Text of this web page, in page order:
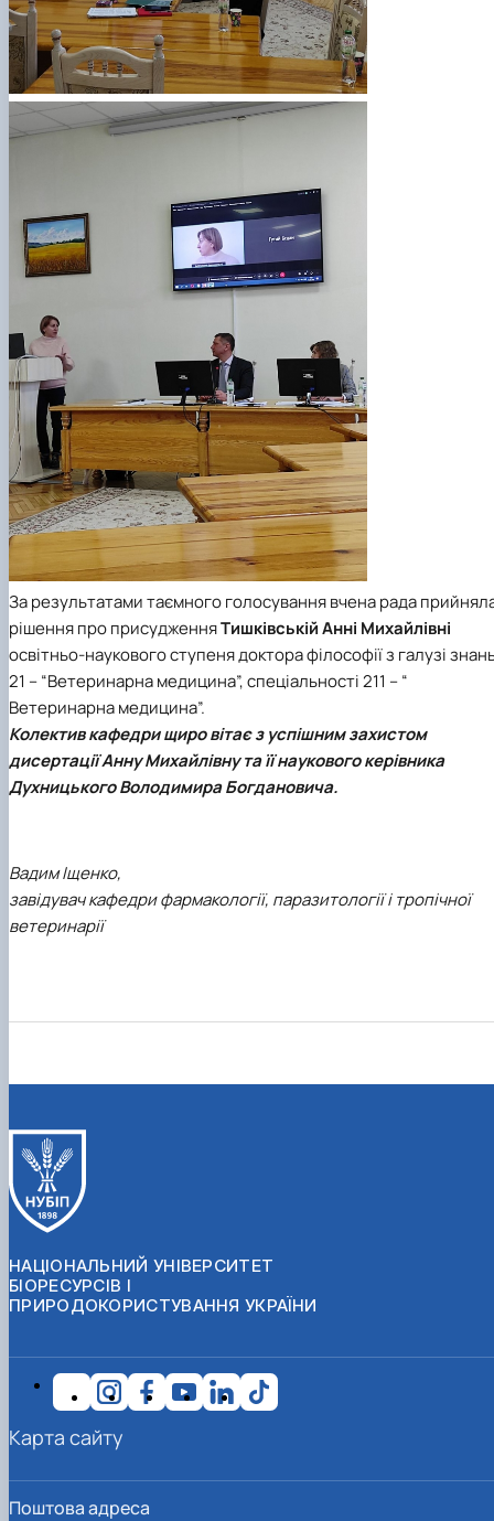
За результатами таємного голосування вчена рада
рішення про присудженняТишківській Анні Михайлівні
освітньо-наукового ступеня доктора філософії з галузі
21 – “Ветеринарна медицина”, спеціальності 211 – “
Ветеринарна медицина”.
Колектив кафедри щиро вітає з успішним захистом
дисертації Анну Михайлівну та її наукового керівника
Духницького Володимира Богдановича.
Вадим Іщенко,
завідувач кафедри фармакології, паразитології і тропічної
ветеринарії
НАЦІОНАЛЬНИЙ УНІВЕРСИТЕТ
БІОРЕСУРСІВ І
ПРИРОДОКОРИСТУВАННЯ УКРАЇНИ
Поштова адреса
Карта сайту